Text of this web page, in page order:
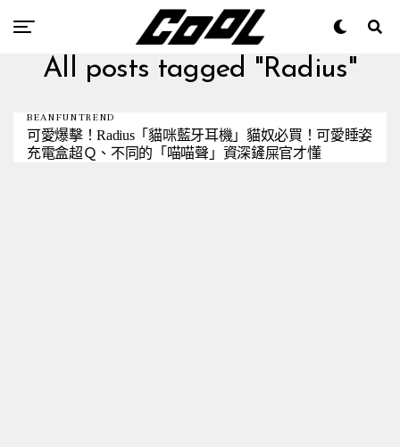
All posts tagged "Radius"
BEANFUNTREND
可愛爆擊！Radius「貓咪藍牙耳機」貓奴必買！可愛睡姿
充電盒超Ｑ、不同的「喵喵聲」資深鏟屎官才懂